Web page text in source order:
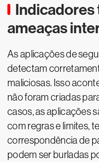
Indicadores
ameaças
As aplicações de
detectam
maliciosas. Isso
não foram criadas
casos, as aplicações
com regras e limites,
correspondência de
podem ser burladas